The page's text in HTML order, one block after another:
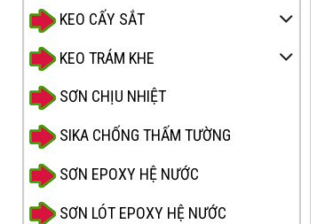
KEO CẤY SẮT
KEO TRÁM KHE
SƠN CHỊU NHIỆT
SIKA CHỐNG THẤM TƯỜNG
SƠN EPOXY HỆ NƯỚC
SƠN LÓT EPOXY HỆ NƯỚC